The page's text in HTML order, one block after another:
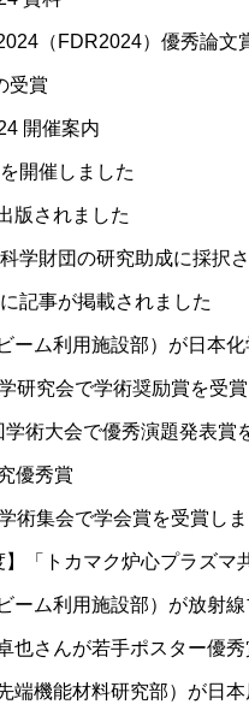
通知に基づく情報公開
放射線医学研究所
六ヶ所フュージョンエネ
NanoTerasuセンター
（FDR2024）優秀論文
受賞
開催案内
開催しました
版されました
学財団の研究助成に採択
記事が掲載されました
ーム利用施設部）が日本
研究会で学術奨励賞を受
術大会で優秀演題発表賞
優秀賞
術集会で学会賞を受賞し
「トカマク炉心プラズマ
ーム利用施設部）が放射
也さんが若手ポスター優秀
端機能材料研究部）が日